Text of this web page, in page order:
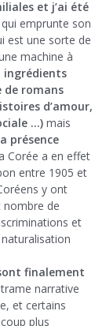
et j’ai été
qui emprunte son
est une sorte de
machine à
ingrédients
de romans
d’amour,
…) mais
présence
Corée a en effet
entre 1905 et
y ont
nombre de
et
finalement
narrative
et certains
plus